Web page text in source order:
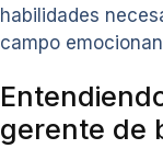
habilidades
campo
gerente de